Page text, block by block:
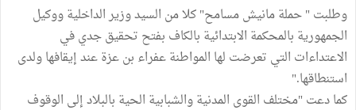
وطلبت " حملة مانيش مسامح" كلا من السيد وزير الداخلية ووكيل
الجمهورية بالمحكمة الابتدائية بالكاف بفتح تحقيق جدي في
الاعتداءات التي تعرضت لها المواطنة عفراء بن عزة عند إيقافها ولدى
استنطاقها."
كما دعت "مختلف القوى المدنية والشبابية الحية بالبلاد إلى الوقوف